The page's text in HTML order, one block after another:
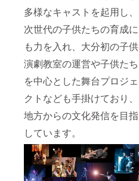
多様なキャストを起用し、
次世代の子供たちの育成に
も力を入れ、大分初の子供
演劇教室の運営や子供たち
を中心とした舞台プロジェ
クトなども手掛けており、
地方からの文化発信を目指
しています。